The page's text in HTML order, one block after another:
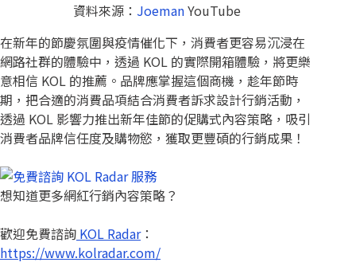
資料來源： JoemanYouTube
在新年的節慶氛圍與疫情催化下，消費者更容易沉浸在
網路社群的體驗中，透過 KOL 的實際開箱體驗，將更樂
意相信 KOL 的推薦。品牌應掌握這個商機，趁年節時
期，把合適的消費品項結合消費者訴求設計行銷活動，
透過 KOL 影響力推出新年佳節的促購式內容策略，吸引
消費者品牌信任度及購物慾，獲取更豐碩的行銷成果！
想知道更多網紅行銷內容策略？
歡迎免費諮詢 KOL Radar：
https://www.kolradar.com/